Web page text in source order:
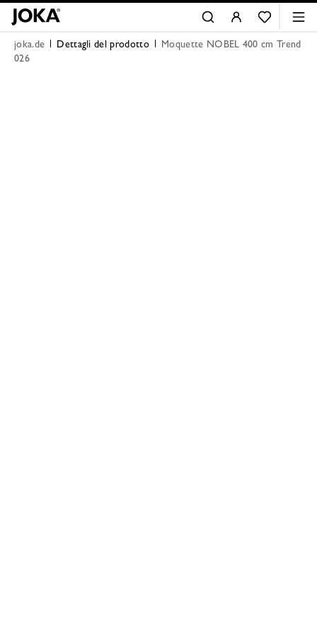
joka.de Dettagli del prodotto
Moquette NOBEL 400 cm Trend
026